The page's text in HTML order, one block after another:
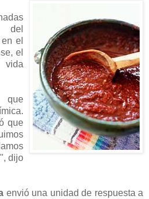
del
en el
el
que
que
dijo
envió una unidad de respuesta a